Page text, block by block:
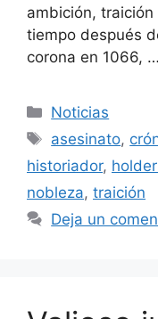
ambición,
tiempo después
corona en 1066, …
Categorías
Noticias
Etiquetas
asesinato,
historiador,
nobleza, traición
Deja un